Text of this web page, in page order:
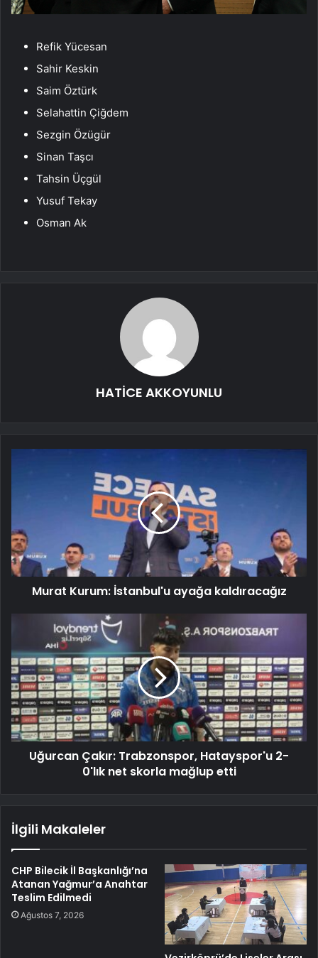
Refik Yücesan
Sahir Keskin
Saim Öztürk
Selahattin Çiğdem
Sezgin Özügür
Sinan Taşcı
Tahsin Üçgül
Yusuf Tekay
Osman Ak
HATİCE AKKOYUNLU
Murat Kurum: İstanbul'u ayağa kaldıracağız
Uğurcan Çakır: Trabzonspor, Hatayspor'u 2-
0'lık net skorla mağlup etti
İlgili Makaleler
CHP Bilecik İl Başkanlığı’na
Atanan Yağmur’a Anahtar
Teslim Edilmedi
Ağustos 7, 2026